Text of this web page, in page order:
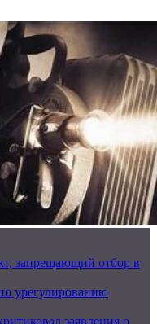
запрещающий отбор в
урегулированию
заявления о